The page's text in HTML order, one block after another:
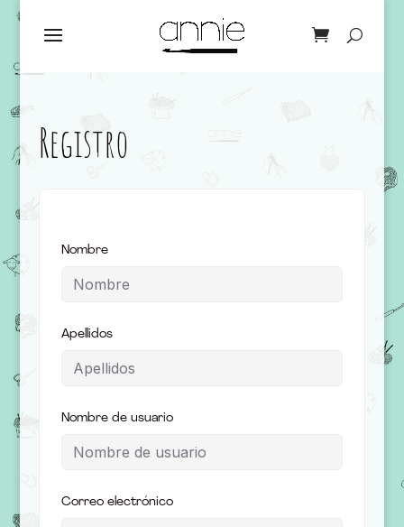
Registro
Nombre
Apellidos
Nombre de usuario
Correo electrónico